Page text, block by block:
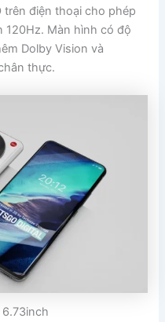
trên điện thoại cho phép
120Hz. Màn hình có độ
Dolby Vision và
thực.